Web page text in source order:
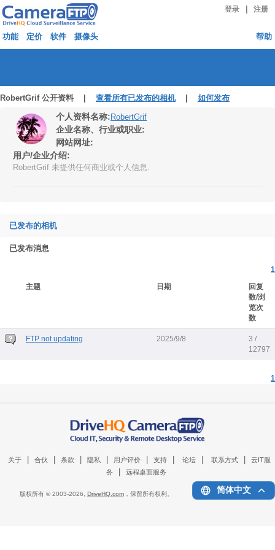
登录 注册
功能 定价 软件 摄像头 帮助
RobertGrif 公开资料 | 查看所有已发布的相机| 如何发布
个人资料名称: RobertGrif
企业名称、行业或职业:
网站网址:
用户/企业介绍:
RobertGrif 未提供任何商业或个人信息.
已发布的相机
已发布消息
1
主题
日期
回复
数/浏
览次
数
FTP not updating 2025/9/8
3 /
12797
1
关于 合伙 条款 隐私 用户评价 支持 论坛 联系方式
云IT服
务
远程桌面服务
版权所有 © 2003-2026, DriveHQ.com，保留所有权利。 简体中文